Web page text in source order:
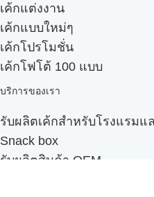
เค้กแต่งงาน
เค้กแบบใหม่ๆ
เค้กโปรโมชั่น
เค้กโฟโต้ 100 แบบ
บริการของเรา
รับผลิตเค้กสำหรับโรงแรมแ
Snack box
รับผลิตสินค้า OEM